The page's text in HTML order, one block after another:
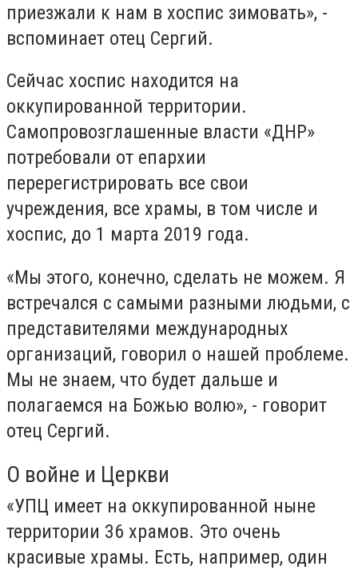
приезжали к нам в хоспис зимовать», -
вспоминает отец Сергий.
Сейчас хоспис находится на
оккупированной территории.
Самопровозглашенные власти «ДНР»
потребовали от епархии
перерегистрировать все свои
учреждения, все храмы, в том числе и
хоспис, до 1 марта 2019 года.
«Мы этого, конечно, сделать не можем. Я
встречался с самыми разными людьми, с
представителями международных
организаций, говорил о нашей проблеме.
Мы не знаем, что будет дальше и
полагаемся на Божью волю», - говорит
отец Сергий.
О войне и Церкви
«УПЦ имеет на оккупированной ныне
территории 36 храмов. Это очень
красивые храмы. Есть, например, один